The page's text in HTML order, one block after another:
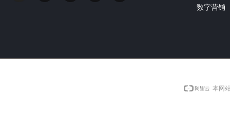
数字营销
本网